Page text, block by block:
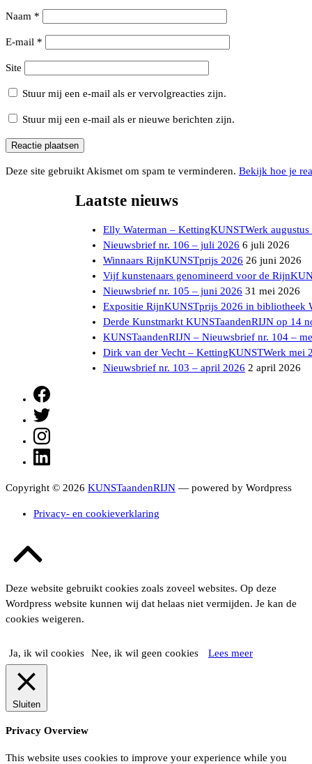
Naam *
E-mail *
Site
Stuur mij een e-mail als er vervolgreacties zijn.
Stuur mij een e-mail als er nieuwe berichten zijn.
Deze site gebruikt Akismet om spam te verminderen. Bekijk hoe je
Laatste nieuws
Elly Waterman – KettingKUNSTWerk augustus
Nieuwsbrief nr. 106 – juli 2026 6 juli 2026
Winnaars RijnKUNSTprijs 2026 26 juni 2026
Vijf kunstenaars genomineerd voor de
Nieuwsbrief nr. 105 – juni 2026 31 mei 2026
Expositie RijnKUNSTprijs 2026 in bibliotheek
Derde Kunstmarkt KUNSTaandenRIJN op 14
KUNSTaandenRIJN – Nieuwsbrief nr. 104 –
Dirk van der Vecht – KettingKUNSTWerk mei
Nieuwsbrief nr. 103 – april 2026 2 april 2026
Facebook
Twitter
Instagram
Copyright © 2026 KUNSTaandenRIJN — powered by Wordpress
Privacy- en cookieverklaring
Deze website gebruikt cookies zoals zoveel websites. Op deze
Wordpress website kunnen wij dat helaas niet vermijden. Je kan de
cookies weigeren.
Ja, ik wil cookies Nee, ik wil geen cookies Lees meer
Sluiten
Privacy Overview
This website uses cookies to improve your experience while you